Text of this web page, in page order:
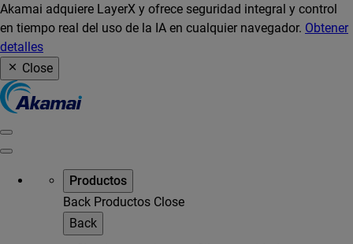
Akamai adquiere LayerX y ofrece seguridad integral y control
en tiempo real del uso de la IA en cualquier navegador. Obtener
detalles
Close
Productos
Back Productos Close
Back